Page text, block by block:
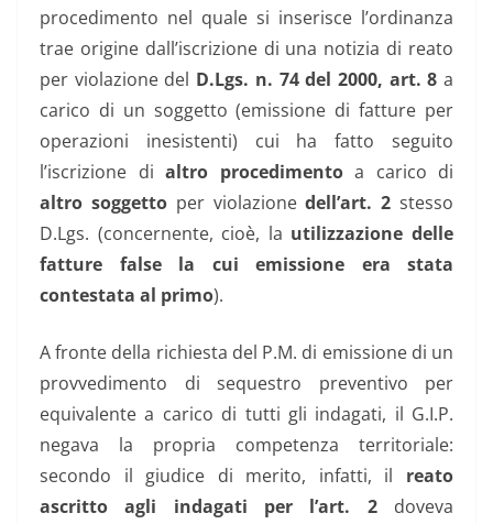
procedimento nel quale si inserisce l’ordinanza
trae origine dall’iscrizione di una notizia di reato
per violazione del D.Lgs. n. 74 del 2000, art. 8 a
carico di un soggetto (emissione di fatture per
operazioni inesistenti) cui ha fatto seguito
l’iscrizione di altro procedimentoa carico di
altro soggettoper violazionedell’art. 2 stesso
D.Lgs. (concernente, cioè, la utilizzazione delle
fatture false la cui emissione era stata
contestata al primo).
A fronte della richiesta del P.M. di emissione di un
provvedimento di sequestro preventivo per
equivalente a carico di tutti gli indagati, il G.I.P.
negava la propria competenza territoriale:
secondo il giudice di merito, infatti, il reato
ascritto agli indagati per l’art. 2doveva